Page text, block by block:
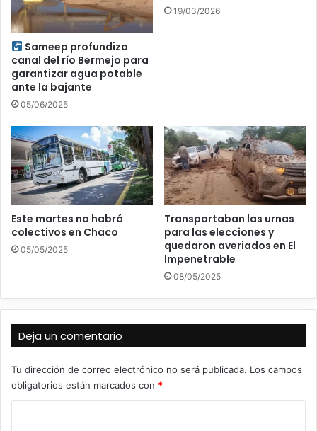
Sameep profundiza
canal del río Bermejo para
garantizar agua potable
ante la bajante
05/06/2025
19/03/2026
Este martes no habrá
colectivos en Chaco
05/05/2025
Transportaban las urnas
para las elecciones y
quedaron averiados en El
Impenetrable
08/05/2025
Deja un comentario
Tu dirección de correo electrónico no será publicada. Los campos
obligatorios están marcados con *